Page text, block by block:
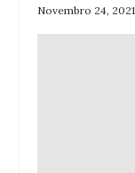
Novembro 24, 2021